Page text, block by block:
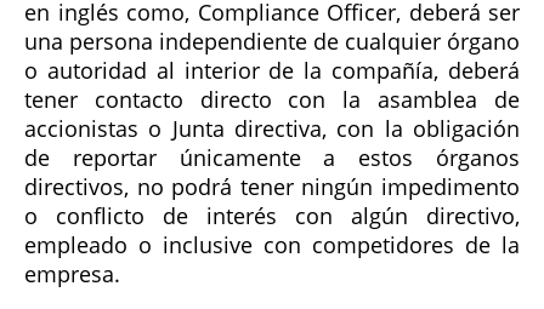
en inglés como, Compliance Officer, deberá ser
una persona independiente de cualquier órgano
o autoridad al interior de la compañía, deberá
tener contacto directo con la asamblea de
accionistas o Junta directiva, con la obligación
de reportar únicamente a estos órganos
directivos, no podrá tener ningún impedimento
o conflicto de interés con algún directivo,
empleado o inclusive con competidores de la
empresa.